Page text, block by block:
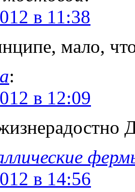
в 11:38
мало,
:
в 12:09
в 14:56